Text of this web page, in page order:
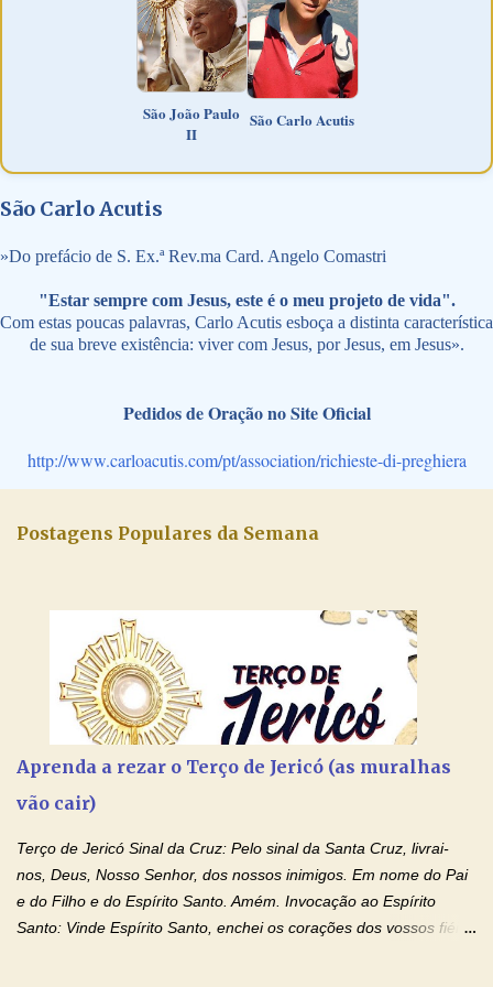
São João Paulo
II
São Carlo Acutis
São Carlo Acutis
»Do prefácio de S. Ex.ª Rev.ma Card. Angelo Comastri
"Estar sempre com Jesus, este é o meu projeto de vida".
Com estas poucas palavras, Carlo Acutis esboça a distinta característica
de sua breve existência: viver com Jesus, por Jesus, em Jesus».
Pedidos de Oração no Site Oficial
http://www.carloacutis.com/pt/association/richieste-di-preghiera
Postagens Populares da Semana
Aprenda a rezar o Terço de Jericó (as muralhas
vão cair)
Terço de Jericó Sinal da Cruz: Pelo sinal da Santa Cruz, livrai-
nos, Deus, Nosso Senhor, dos nossos inimigos. Em nome do Pai
e do Filho e do Espírito Santo. Amém. Invocação ao Espírito
Santo: Vinde Espírito Santo, enchei os corações dos vossos fiéis